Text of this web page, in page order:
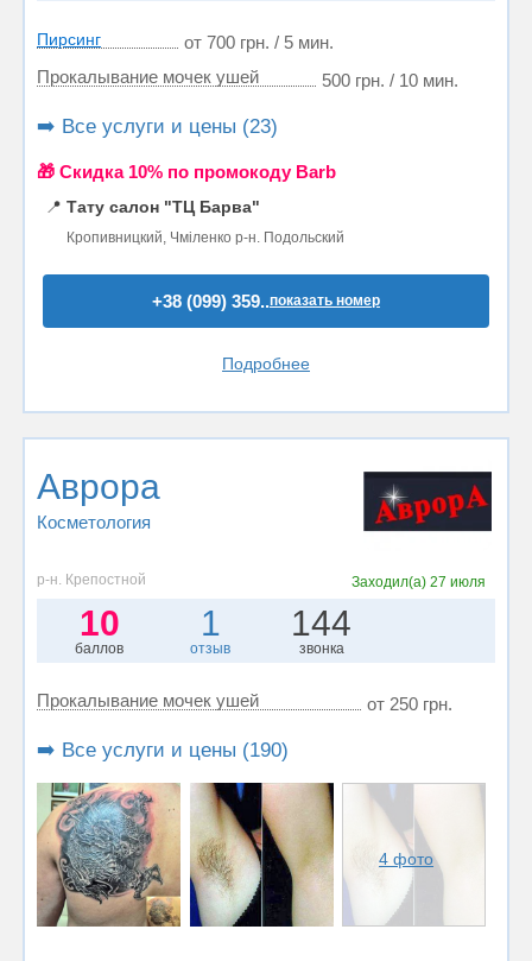
Пирсинг
от 700 грн. / 5 мин.
Прокалывание мочек ушей
500 грн. / 10 мин.
➡️ Все услуги и цены (23)
🎁 Cкидка 10% по промокоду Barb
📍 Тату салон "ТЦ Барва"
Кропивницкий, Чміленко р-н. Подольский
+38 (099) 359..показать номер
Подробнее
Аврора
Косметология
р-н. Крепостной Заходил(а)27 июля
10
баллов
1
отзыв
144
звонка
Прокалывание мочек ушей от 250 грн.
➡️ Все услуги и цены (190)
4 фото